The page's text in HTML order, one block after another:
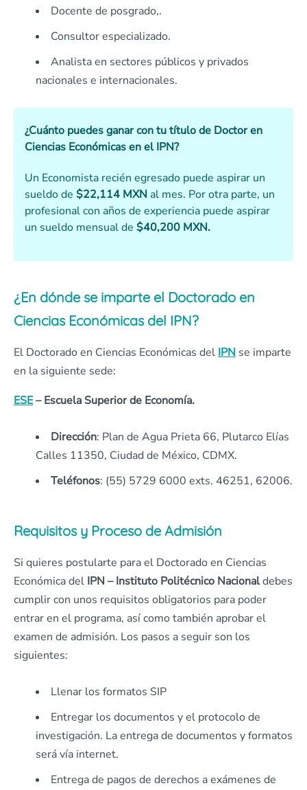
Docente de posgrado,.
Consultor especializado.
Analista en sectores públicos y privados
nacionales e internacionales.
¿Cuánto puedes ganar con tu título de Doctor en
Ciencias Económicas en el IPN?
Un Economista recién egresado puede aspirar un
sueldo de $22,114 MXN al mes. Por otra parte, un
profesional con años de experiencia puede aspirar
un sueldo mensual de $40,200 MXN.
¿En dónde se imparte el Doctorado en
Ciencias Económicas del IPN?
El Doctorado en Ciencias Económicas del IPN se imparte
en la siguiente sede:
ESE– Escuela Superior de Economía.
Dirección: Plan de Agua Prieta 66, Plutarco Elías
Calles 11350, Ciudad de México, CDMX.
Teléfonos: (55) 5729 6000 exts. 46251, 62006.
Requisitos y Proceso de Admisión
Si quieres postularte para el Doctorado en Ciencias
Económica del IPN – Instituto Politécnico Nacionaldebes
cumplir con unos requisitos obligatorios para poder
entrar en el programa, así como también aprobar el
examen de admisión. Los pasos a seguir son los
siguientes:
Llenar los formatos SIP
Entregar los documentos y el protocolo de
investigación. La entrega de documentos y formatos
será vía internet.
Entrega de pagos de derechos a exámenes de